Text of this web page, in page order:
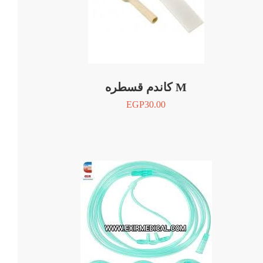
كاندم قسطره M
EGP30.00